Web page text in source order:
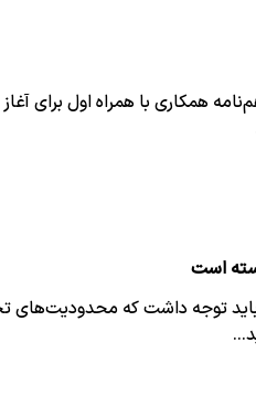
همکاری با همراه اول برای
است
توجه داشت که محدودیت‌های